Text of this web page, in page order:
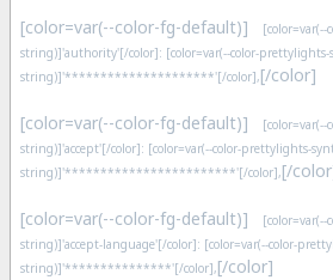
[color=var(--color-fg-default)] [color=var(--
string)]'authority'[/color]: [color=var(--color-prettylights-
string)]'*********************'[/color],[/color]
[color=var(--color-fg-default)] [color=var(--
string)]'accept'[/color]: [color=var(--color-prettylights-
string)]'************************'[/color],[/
[color=var(--color-fg-default)] [color=var(--
string)]'accept-language'[/color]: [color=var(--color-
string)]'***************'[/color],[/color]